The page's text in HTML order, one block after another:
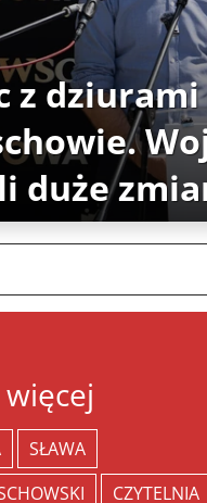
z
duże
SŁAWA
CZYTELNIA